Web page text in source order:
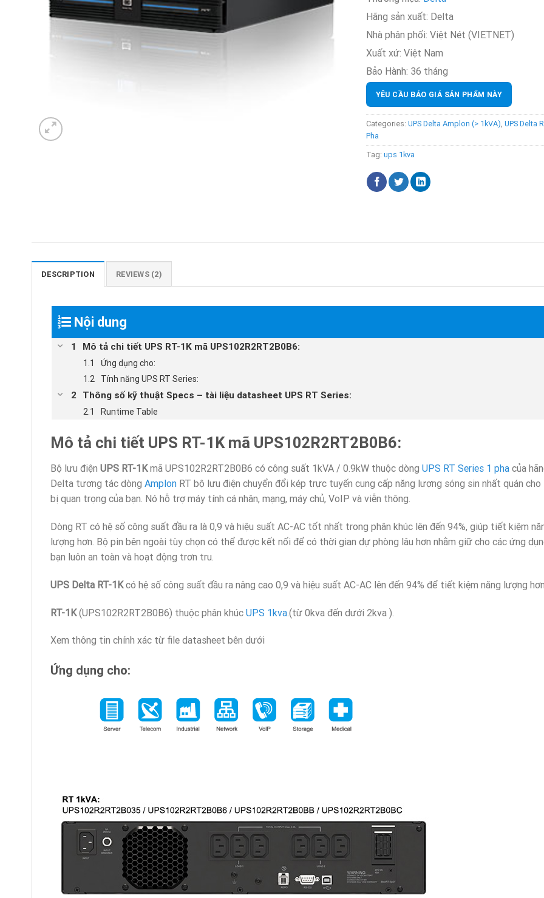
Hãng sản xuất: Delta
Nhà phân phối: Việt Nét (VIETNET)
Xuất xứ: Việt Nam
Bảo Hành: 36 tháng
YÊU CẦU BÁO GIÁ SẢN PHẨM NÀY
Categories: UPS Delta Amplon (> 1kVA), UPS Delta
Pha
Tag: ups 1kva
DESCRIPTION REVIEWS (2)
Nội dung
Mô tả chi tiết UPS RT-1K mã UPS102R2RT2B0B6:
Ứng dụng cho:
Tính năng UPS RT Series:
Thông số kỹ thuật Specs – tài liệu datasheet UPS RT Series:
Runtime Table
Mô tả chi tiết UPS RT-1K mã UPS102R2RT2B0B6:
Bộ lưu điện UPS RT-1Kmã UPS102R2RT2B0B6 có công suất 1kVA / 0.9kW thuộc dòng UPS RT Series 1 pha của
Delta tương tác dòng Amplon RT bộ lưu điện chuyển đổi kép trực tuyến cung cấp năng lượng sóng sin nhất quán
bị quan trọng của bạn. Nó hỗ trợ máy tính cá nhân, mạng, máy chủ, VoIP và viễn thông.
Dòng RT có hệ số công suất đầu ra là 0,9 và hiệu suất AC-AC tốt nhất trong phân khúc lên đến 94%, giúp tiết kiệm
lượng hơn. Bộ pin bên ngoài tùy chọn có thể được kết nối để có thời gian dự phòng lâu hơn nhằm giữ cho các ứng
bạn luôn an toàn và hoạt động trơn tru.
UPS Delta RT-1Kcó hệ số công suất đầu ra nâng cao 0,9 và hiệu suất AC-AC lên đến 94% để tiết kiệm năng lượng
RT-1K(UPS102R2RT2B0B6) thuộc phân khúc UPS 1kva.(từ 0kva đến dưới 2kva ).
Xem thông tin chính xác từ file datasheet bên dưới
Ứng dụng cho: